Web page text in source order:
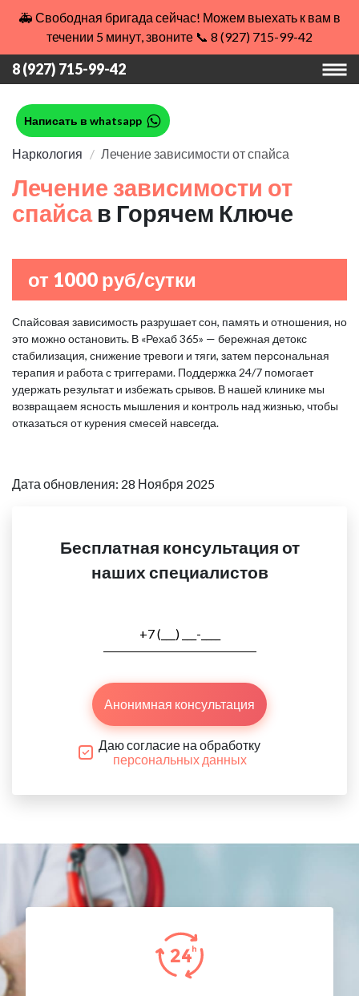
🚑 Свободная бригада сейчас! Можем выехать к вам в
течении 5 минут, звоните 📞 8 (927) 715-99-42
8 (927) 715-99-42
Написать в whatsapp
Наркология Лечение зависимости от спайса
Лечение зависимости от
спайса в Горячем Ключе
от 1000 руб/сутки
Спайсовая зависимость разрушает сон, память и отношения, но
это можно остановить. В «Рехаб 365» — бережная детокс
стабилизация, снижение тревоги и тяги, затем персональная
терапия и работа с триггерами. Поддержка 24/7 помогает
удержать результат и избежать срывов. В нашей клинике мы
возвращаем ясность мышления и контроль над жизнью, чтобы
отказаться от курения смесей навсегда.
Дата обновления: 28 Ноября 2025
Бесплатная консультация от
наших специалистов
Анонимная консультация
Даю согласие на обработку
персональных данных